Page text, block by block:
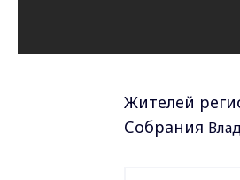
Жителей
Собрания